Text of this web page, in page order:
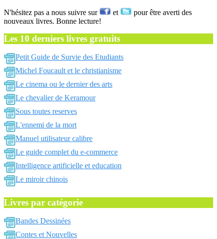
N'hésitez pas a nous suivre sur et
pour être averti des
nouveaux livres. Bonne lecture!
Les 10 derniers livres gratuits
Petit Guide de Survie des Etudiants
Michel Foucault et le christianisme
Le cinema ou le dernier des arts
Le chevalier de Keramour
Sous toutes reserves
L'ennemi de la mort
Manuel utilisateur calibre
Le guide complet du e-commerce
Intelligence artificielle et education
Le miroir chinois
Livres par catégorie
Bandes Dessinées
Contes et Nouvelles